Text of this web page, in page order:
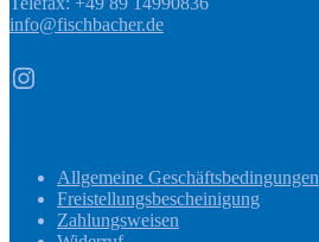
info@fischbacher.de
Instagram
Allgemeine Geschäftsbedingungen
Freistellungsbescheinigung
Zahlungsweisen